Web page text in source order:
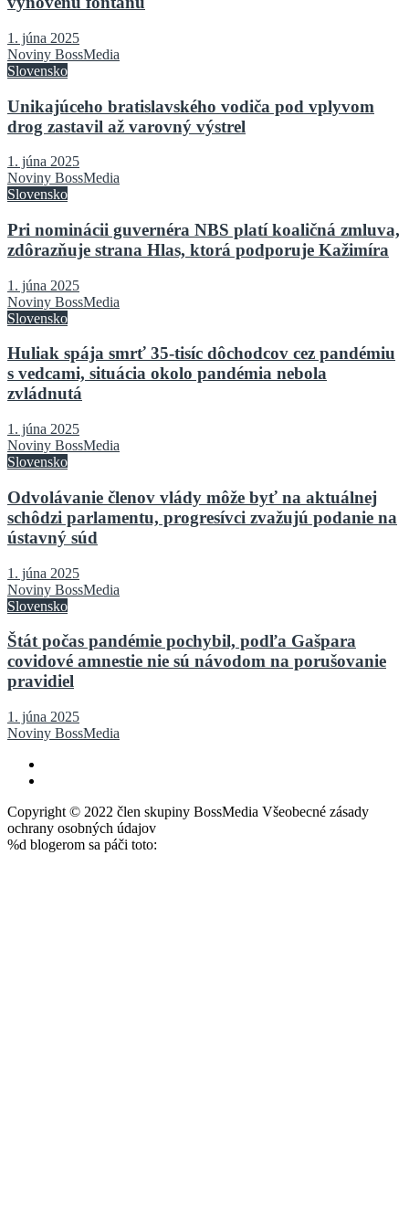
1. júna 2025
Noviny BossMedia
Slovensko
Unikajúceho bratislavského vodiča pod vplyvom
drog zastavil až varovný výstrel
1. júna 2025
Noviny BossMedia
Slovensko
Pri nominácii guvernéra NBS platí koaličná zmluva,
zdôrazňuje strana Hlas, ktorá podporuje Kažimíra
1. júna 2025
Noviny BossMedia
Slovensko
Huliak spája smrť 35-tisíc dôchodcov cez pandémiu
s vedcami, situácia okolo pandémia nebola
zvládnutá
1. júna 2025
Noviny BossMedia
Slovensko
Odvolávanie členov vlády môže byť na aktuálnej
schôdzi parlamentu, progresívci zvažujú podanie na
ústavný súd
1. júna 2025
Noviny BossMedia
Slovensko
Štát počas pandémie pochybil, podľa Gašpara
covidové amnestie nie sú návodom na porušovanie
pravidiel
1. júna 2025
Noviny BossMedia
Copyright © 2022 člen skupiny BossMedia Všeobecné zásady
ochrany osobných údajov
%d blogerom sa páči toto: